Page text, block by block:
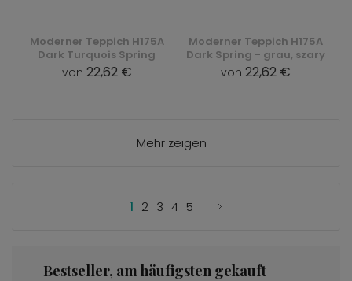
Moderner Teppich H175A
Dark Turquois Spring
von 22,62 €
Moderner Teppich H175A
Dark Spring - grau, szary
von 22,62 €
Mehr zeigen
1 2 3 4 5
Bestseller, am häufigsten gekauft